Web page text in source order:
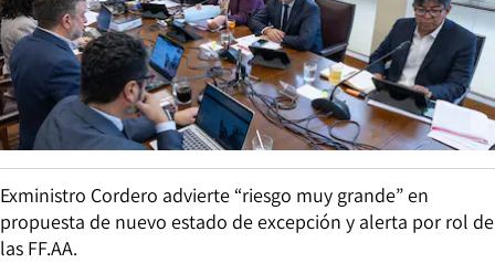
Exministro Cordero advierte “riesgo muy grande” en
propuesta de nuevo estado de excepción y alerta por rol de
las FF.AA.